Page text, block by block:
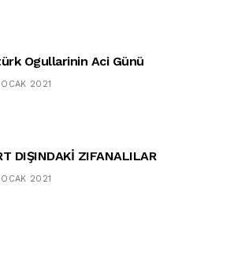
Ogullarinin Aci Günü
2021
DIŞINDAKİ ZIFANALILAR
2021